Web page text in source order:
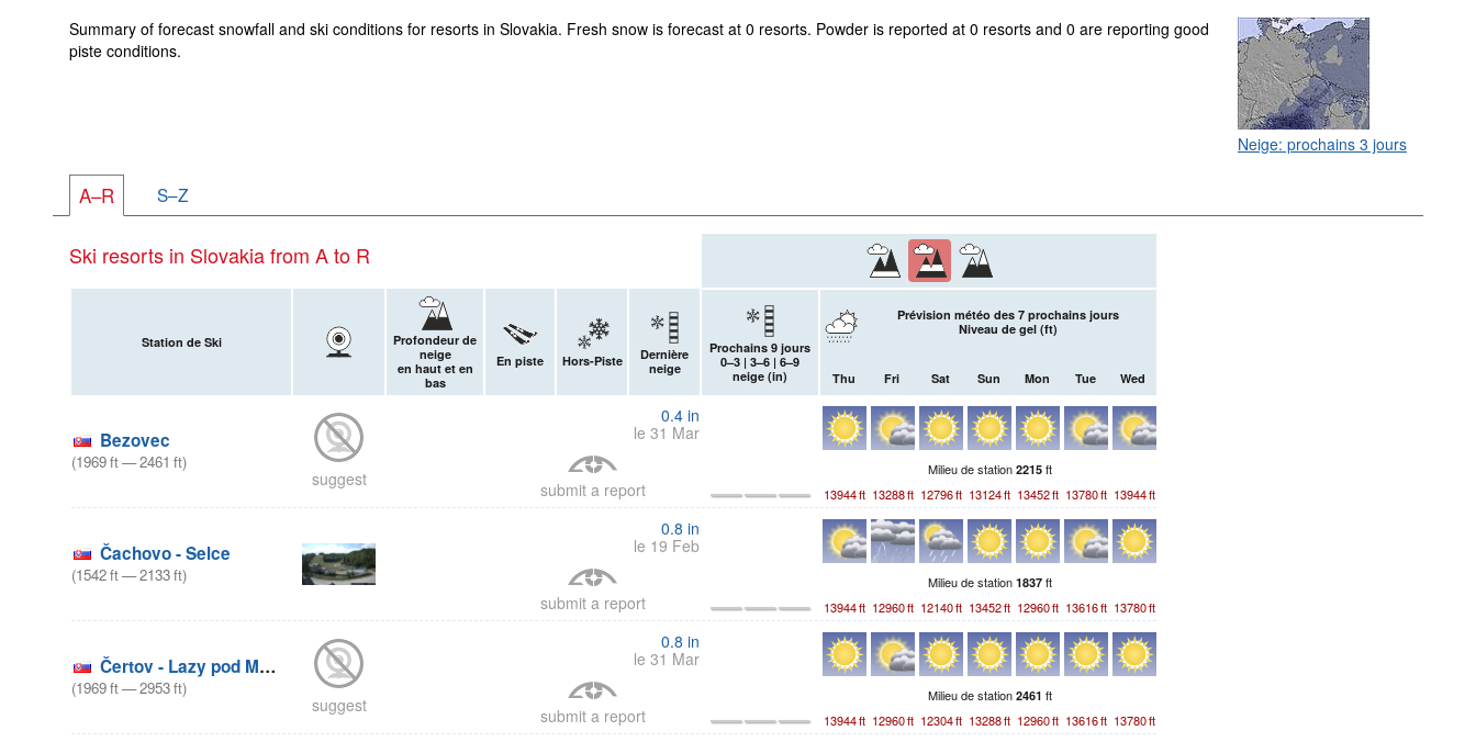
Neige: prochains 3 jours
Summary of forecast snowfall and ski conditions for resorts in Slovakia. Fresh snow is forecast at 0 resorts. Powder is reported at 0 resorts and 0 are reporting good
piste conditions.
A–R S–Z
Ski resorts in Slovakia from A to R
Station de Ski
Profondeur de
neige
en haut et en
bas
En piste Hors-Piste
Dernière
neige
Prochains 9 jours
0–3 | 3–6 | 6–9
neige (in)
Prévision météo des 7 prochains jours
Niveau de gel (ft)
Thu Fri Sat Sun Mon Tue Wed
Bezovec
(1969ft—2461 ft)
suggest
0.4 in
le 31 Mar
submit a report
Milieu de station 2215 ft
13944ft 13288ft 12796ft 13124ft 13452ft 13780ft 13944ft
Čachovo - Selce
(1542ft—2133ft)
0.8 in
le 19 Feb
submit a report
Milieu de station 1837 ft
13944ft 12960ft 12140ft 13452ft 12960ft 13616ft 13780ft
Čertov - Lazy pod Makytou
(1969ft—2953ft)
suggest
0.8 in
le 31 Mar
submit a report
Milieu de station 2461 ft
13944ft 12960ft 12304ft 13288ft 12960ft 13616ft 13780ft